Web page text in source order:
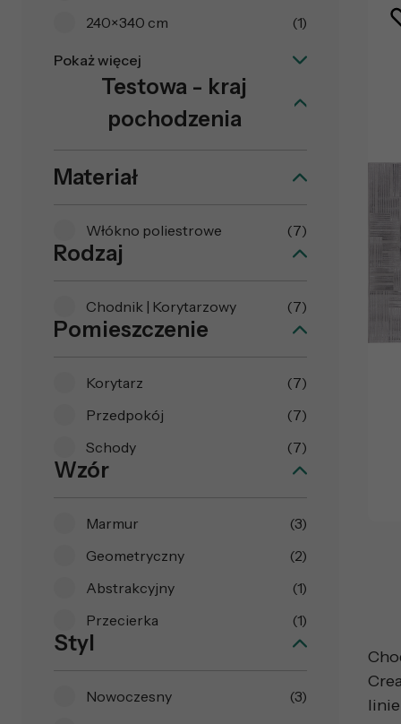
240×340 cm
(1)
Pokaż więcej
Testowa - kraj
pochodzenia
Materiał
Włókno poliestrowe (7)
Rodzaj
Chodnik | Korytarzowy (7)
Pomieszczenie
Korytarz
(7)
Przedpokój
(7)
Schody
(7)
Wzór
Marmur
(3)
Geometryczny
(2)
Abstrakcyjny
(1)
Przecierka
(1)
Styl
Nowoczesny
(3)
linie